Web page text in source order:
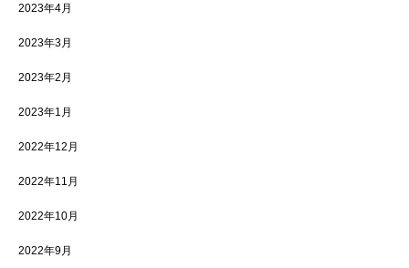
2023年4月
2023年3月
2023年2月
2023年1月
2022年12月
2022年11月
2022年10月
2022年9月